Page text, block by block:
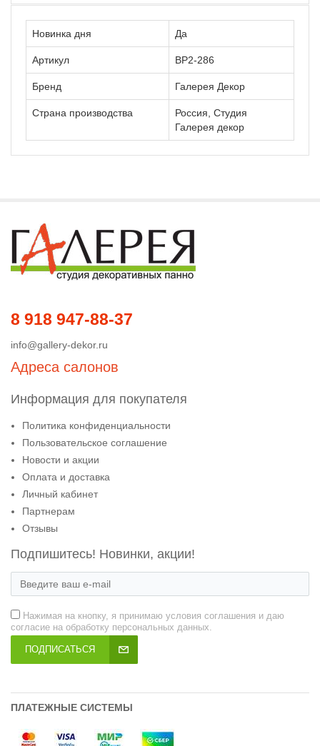
Новинка дня Да
Артикул ВР2-286
Бренд Галерея Декор
Страна производства
Россия, Студия
Галерея декор
8 918 947-88-37
info@gallery-dekor.ru
Адреса салонов
Информация для покупателя
Политика конфиденциальности
Пользовательское соглашение
Новости и акции
Оплата и доставка
Личный кабинет
Партнерам
Отзывы
Подпишитесь! Новинки, акции!
Нажимая на кнопку, я принимаю условия соглашения и даю
согласие на обработку персональных данных.
ПОДПИСАТЬСЯ
ПЛАТЕЖНЫЕ СИСТЕМЫ